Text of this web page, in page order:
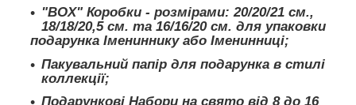
"BOX" Коробки - розмірами: 20/20/21 см.,
18/18/20,5 см. та 16/16/20 см. для упаковки
подарунка Імениннику або Іменинниці;
Пакувальний папір для подарунка в стилі
коллекції;
Подарункові Набори на свято від 8 до 16